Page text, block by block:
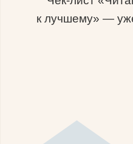
к лучшему» —